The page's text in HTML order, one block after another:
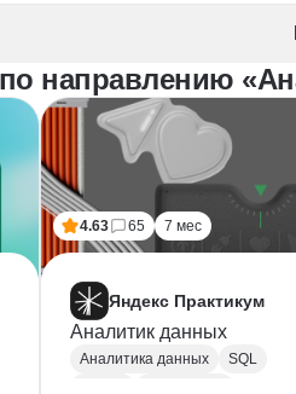
направлению
4.63 65 7 мес
Яндекс Практикум
Аналитик данных
Аналитика данных
SQL